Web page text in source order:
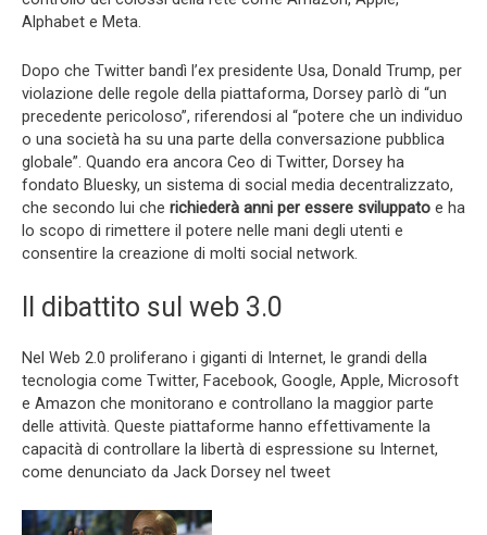
Alphabet e Meta.
Dopo che Twitter bandì l’ex presidente Usa, Donald Trump, per
violazione delle regole della piattaforma, Dorsey parlò di “un
precedente pericoloso”, riferendosi al “potere che un individuo
o una società ha su una parte della conversazione pubblica
globale”. Quando era ancora Ceo di Twitter, Dorsey ha
fondato Bluesky, un sistema di social media decentralizzato,
che secondo lui che richiederà anni per essere sviluppato e ha
lo scopo di rimettere il potere nelle mani degli utenti e
consentire la creazione di molti social network.
Il dibattito sul web 3.0
Nel Web 2.0 proliferano i giganti di Internet, le grandi della
tecnologia come Twitter, Facebook, Google, Apple, Microsoft
e Amazon che monitorano e controllano la maggior parte
delle attività. Queste piattaforme hanno effettivamente la
capacità di controllare la libertà di espressione su Internet,
come denunciato da Jack Dorsey nel tweet